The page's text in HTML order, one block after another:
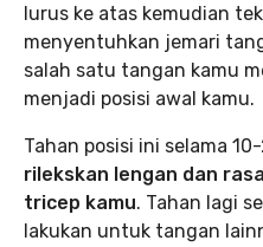
lurus ke atas kemudian
menyentuhkan jemari
salah satu tangan kamu
menjadi posisi awal kamu.
Tahan posisi ini selama
rilekskan lengan dan
tricep kamu. Tahan lagi
lakukan untuk tangan